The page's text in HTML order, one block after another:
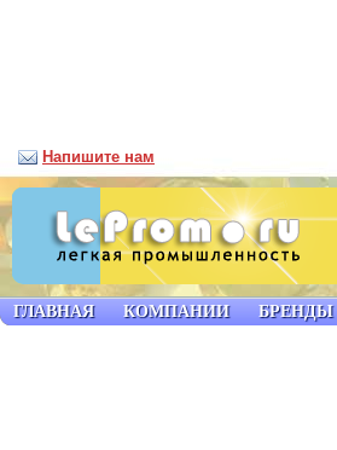
ГЛАВНАЯ КОМПАНИИ БРЕНДЫ
Напишите нам